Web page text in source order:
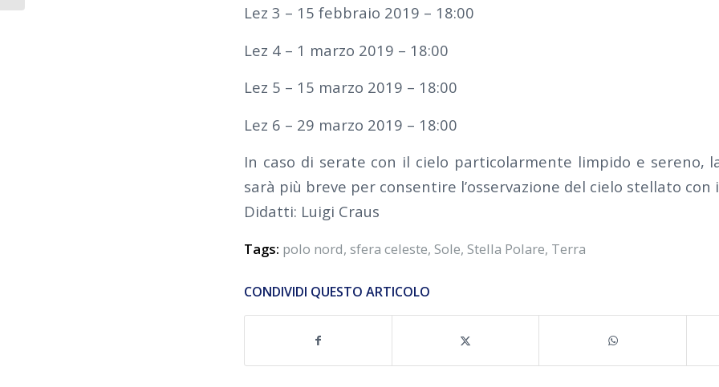
Lez 3 – 15 febbraio 2019 – 18:00
Lez 4 – 1 marzo 2019 – 18:00
Lez 5 – 15 marzo 2019 – 18:00
Lez 6 – 29 marzo 2019 – 18:00
In caso di serate con il cielo particolarmente limpido e sereno,
sarà più breve per consentire l’osservazione del cielo stellato con
Didatti: Luigi Craus
Tags: polo nord, sfera celeste, Sole, Stella Polare, Terra
CONDIVIDI QUESTO ARTICOLO